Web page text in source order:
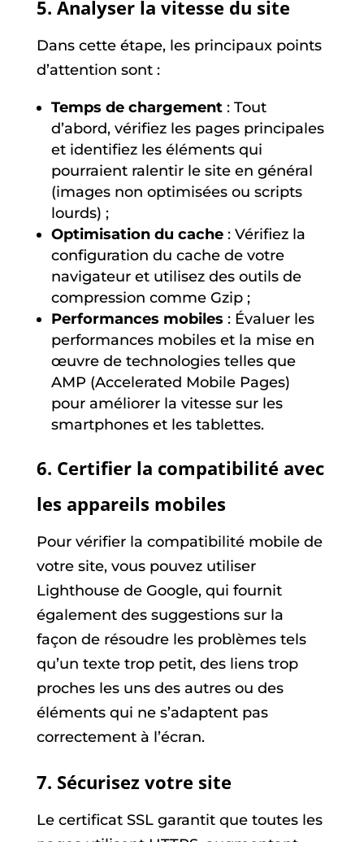
5. Analyser la vitesse du site
Dans cette étape, les principaux points
d’attention sont :
Temps de chargement : Tout
d’abord, vérifiez les pages principales
et identifiez les éléments qui
pourraient ralentir le site en général
(images non optimisées ou scripts
lourds) ;
Optimisation du cache : Vérifiez la
configuration du cache de votre
navigateur et utilisez des outils de
compression comme Gzip ;
Performances mobiles : Évaluer les
performances mobiles et la mise en
œuvre de technologies telles que
AMP (Accelerated Mobile Pages)
pour améliorer la vitesse sur les
smartphones et les tablettes.
6. Certifier la compatibilité avec
les appareils mobiles
Pour vérifier la compatibilité mobile de
votre site, vous pouvez utiliser
Lighthouse de Google, qui fournit
également des suggestions sur la
façon de résoudre les problèmes tels
qu’un texte trop petit, des liens trop
proches les uns des autres ou des
éléments qui ne s’adaptent pas
correctement à l’écran.
7. Sécurisez votre site
Le certificat SSL garantit que toutes les